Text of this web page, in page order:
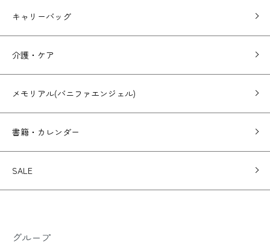
キャリーバッグ
介護・ケア
メモリアル(バニファエンジェル)
書籍・カレンダー
SALE
グループ